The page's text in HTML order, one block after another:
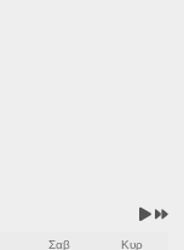
Σαβ Κυρ